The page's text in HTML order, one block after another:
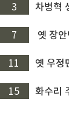
3 차병혁
7 옛 장
11 옛 우정
15 화수리